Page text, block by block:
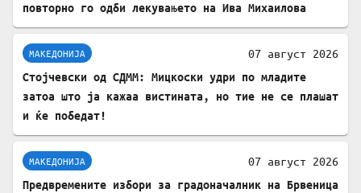
повторно го одби лекувањето на Ива Михаилова
МАКЕДОНИЈА 07 август 2026
Стојчевски од СДММ: Мицкоски удри по младите
затоа што ја кажаа вистината, но тие не се плашат
и ќе победат!
МАКЕДОНИЈА 07 август 2026
Предвремените избори за градоначалник на Брвеница